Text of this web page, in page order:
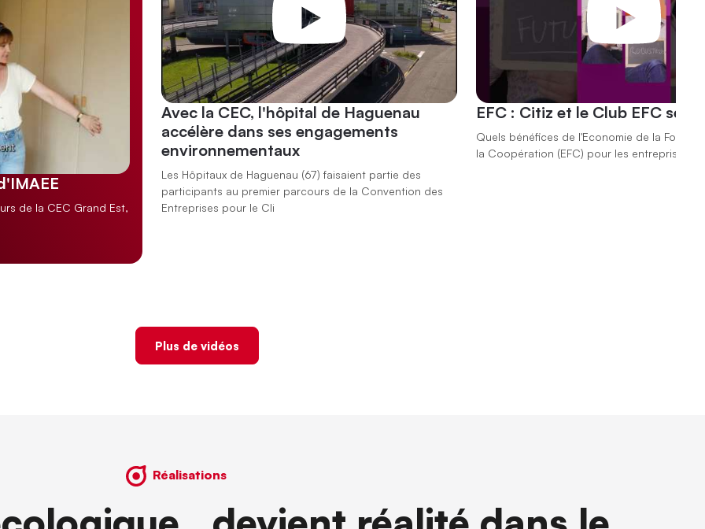
de la CEC Grand Est,
Avec la CEC, l'hôpital de Haguenau
accélère dans ses engagements
environnementaux
Les Hôpitaux de Haguenau (67) faisaient partie des
participants au premier parcours de la ⁨Convention des
Entreprises pour le Cli
EFC : Citiz et le Club EFC se
Quels bénéfices de l'Economie de la
la Coopération (EFC) pour les entreprises ?
Plus de vidéos
Réalisations